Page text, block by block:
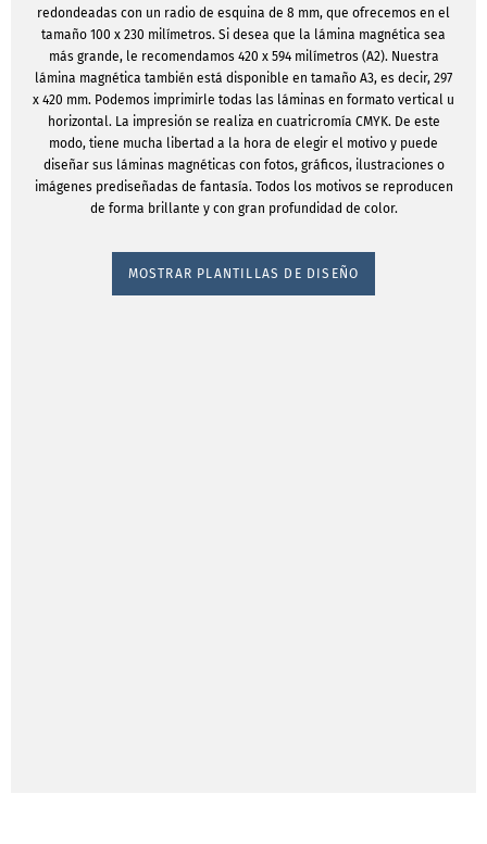
redondeadas con un radio de esquina de 8 mm, que ofrecemos en el
tamaño 100 x 230 milímetros. Si desea que la lámina magnética sea
más grande, le recomendamos 420 x 594 milímetros (A2). Nuestra
lámina magnética también está disponible en tamaño A3, es decir, 297
x 420 mm. Podemos imprimirle todas las láminas en formato vertical u
horizontal. La impresión se realiza en cuatricromía CMYK. De este
modo, tiene mucha libertad a la hora de elegir el motivo y puede
diseñar sus láminas magnéticas con fotos, gráficos, ilustraciones o
imágenes prediseñadas de fantasía. Todos los motivos se reproducen
de forma brillante y con gran profundidad de color.
MOSTRAR PLANTILLAS DE DISEÑO